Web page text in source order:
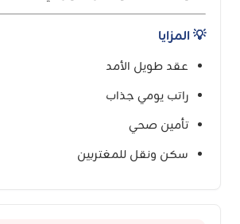
💡 المزايا
عقد طويل الأمد
راتب يومي جذاب
تأمين صحي
سكن ونقل للمغتربين